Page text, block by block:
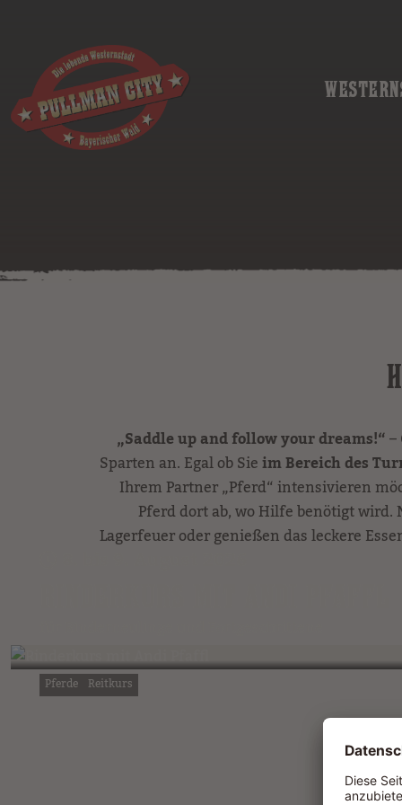
„Saddle up and follow your dreams!“
Sparten an. Egal ob Sieim Bereich des
Ihrem Partner „Pferd“ intensivieren
Pferd dort ab, wo Hilfe benötigt
Lagerfeuer oder genießen das leckere
Pferde Reitkurs